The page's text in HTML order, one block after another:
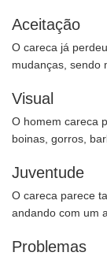
Aceitação
O careca já
mudanças, sendo
Visual
O homem careca
boinas, gorros,
Juventude
O careca parece
andando com um
Problemas